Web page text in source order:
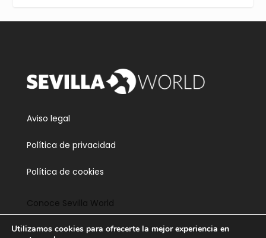
Aviso legal
Política de privacidad
Política de cookies
Conoce Sevilla World
Contacta
Utilizamos cookies para ofrecerte la mejor experiencia en